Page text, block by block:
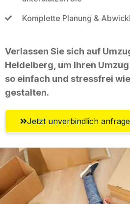
Komplette Planung &
Verlassen Sie sich auf
Heidelberg, um Ihren
so einfach und stressfrei
gestalten.
Jetzt unverbindlich